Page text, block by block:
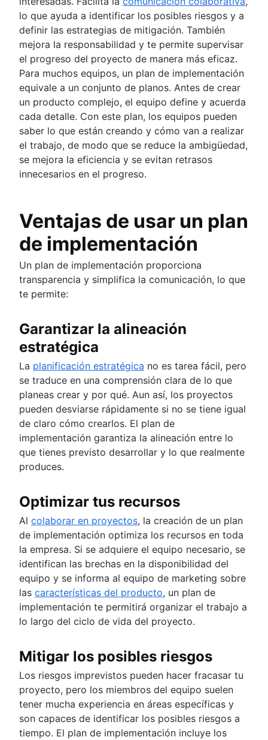
Presentación
Modelos
Codirección
Presentación
Red social corporativa
lo que ayuda a identificar los posibles riesgos y a
definir las estrategias de mitigación. También
mejora la responsabilidad y te permite supervisar
el progreso del proyecto de manera más eficaz.
Para muchos equipos, un plan de implementación
equivale a un conjunto de planos. Antes de crear
un producto complejo, el equipo define y acuerda
cada detalle. Con este plan, los equipos pueden
saber lo que están creando y cómo van a realizar
el trabajo, de modo que se reduce la ambigüedad,
se mejora la eficiencia y se evitan retrasos
innecesarios en el progreso.
Ventajas de usar un plan
de implementación
Un plan de implementación proporciona
transparencia y simplifica la comunicación, lo que
te permite:
Garantizar la alineación
estratégica
La planificación estratégica no es tarea fácil, pero
se traduce en una comprensión clara de lo que
planeas crear y por qué. Aun así, los proyectos
pueden desviarse rápidamente si no se tiene igual
de claro cómo crearlos. El plan de
implementación garantiza la alineación entre lo
que tienes previsto desarrollar y lo que realmente
produces.
Optimizar tus recursos
Al colaborar en proyectos, la creación de un plan
de implementación optimiza los recursos en toda
la empresa. Si se adquiere el equipo necesario, se
identifican las brechas en la disponibilidad del
equipo y se informa al equipo de marketing sobre
las características del producto, un plan de
implementación te permitirá organizar el trabajo a
lo largo del ciclo de vida del proyecto.
Mitigar los posibles riesgos
Los riesgos imprevistos pueden hacer fracasar tu
proyecto, pero los miembros del equipo suelen
tener mucha experiencia en áreas específicas y
son capaces de identificar los posibles riesgos a
tiempo. El plan de implementación incluye los